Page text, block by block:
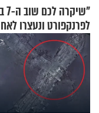
לפרנקפורט ונעצרו